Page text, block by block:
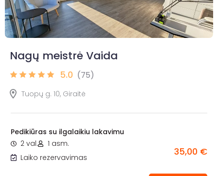
Nagų meistrė Vaida
5.0 (75)
Tuopų g. 10, Giraitė
Pedikiūras su ilgalaikiu lakavimu
2 val.
1 asm.
Laiko rezervavimas
35,00 €